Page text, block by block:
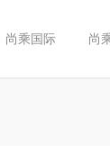
尚乘国际 尚